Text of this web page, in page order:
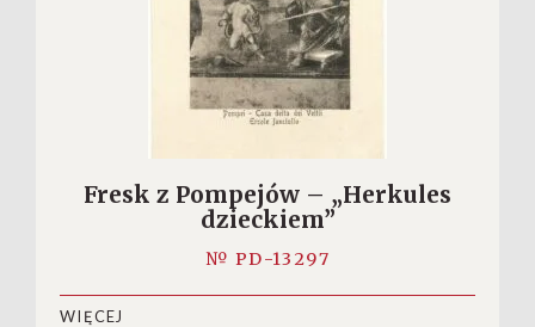
Fresk z Pompejów – „Herkules
dzieckiem”
№ PD-13297
WIĘCEJ